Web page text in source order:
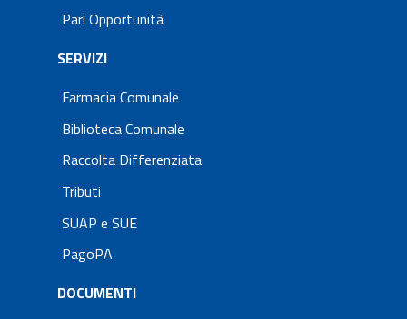
Pari Opportunità
SERVIZI
Farmacia Comunale
Biblioteca Comunale
Raccolta Differenziata
Tributi
SUAP e SUE
PagoPA
DOCUMENTI